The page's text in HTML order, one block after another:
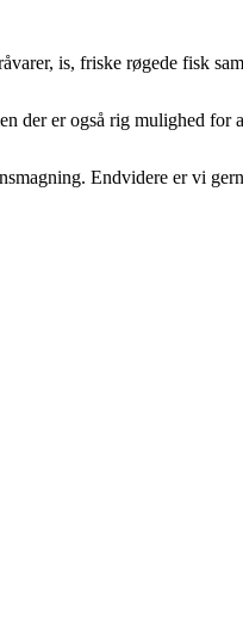
is, friske røgede fisk
der er også rig mulighed for
Endvidere er vi